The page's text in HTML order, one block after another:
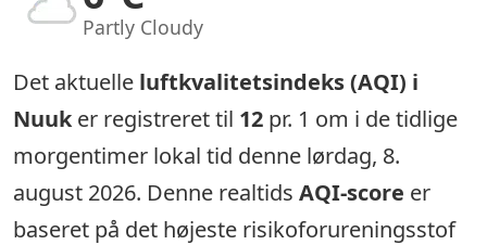
Partly Cloudy
Det aktuelle luftkvalitetsindeks (AQI) i
Nuuk er registreret til 12 pr. 1 om i de tidlige
morgentimer lokal tid denne lørdag, 8.
august 2026. Denne realtids AQI-score er
baseret på det højeste risikoforureningsstof